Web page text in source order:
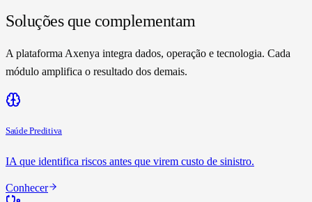
Soluções que complementam
A plataforma Axenya integra dados, operação e tecnologia. Cada
módulo amplifica o resultado dos demais.
Saúde Preditiva
IA que identifica riscos antes que virem custo de sinistro.
Conhecer